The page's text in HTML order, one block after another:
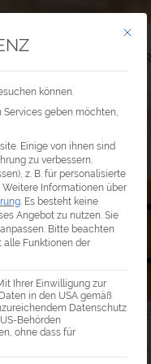
Mit
können.
Services geben möchten,
Einige von ihnen sind
zu verbessern.
z. B. für personalisierte
Weitere Informationen über
. Es besteht keine
Angebot zu nutzen. Sie
Bitte beachten
Funktionen der
Ihrer Einwilligung zur
in den USA gemäß
Datenschutz
Behörden
ohne dass für